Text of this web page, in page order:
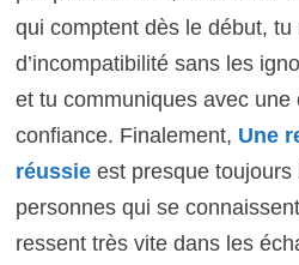
qui comptent dès le début,
d’incompatibilité sans les
et tu communiques avec une
confiance. Finalement, Une
réussieest presque toujours
personnes qui se
ressent très vite dans les